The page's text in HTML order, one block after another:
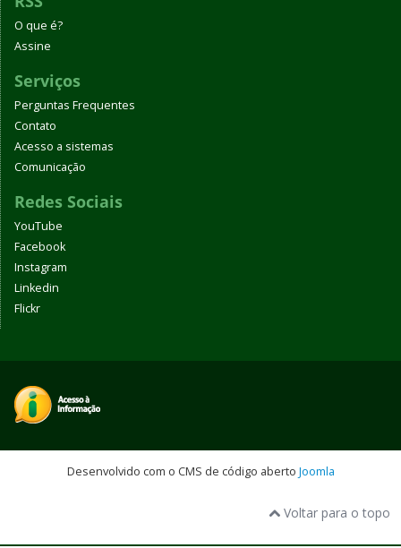
O que é?
Assine
Serviços
Perguntas Frequentes
Contato
Acesso a sistemas
Comunicação
Redes Sociais
YouTube
Facebook
Instagram
Linkedin
Flickr
Desenvolvido com o CMS de código aberto Joomla
Voltar para o topo